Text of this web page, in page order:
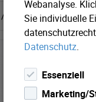
Hall AG bringt die
Webanalyse.
Sie individuelle
Datenschutz.
Essenziell
Marketing/